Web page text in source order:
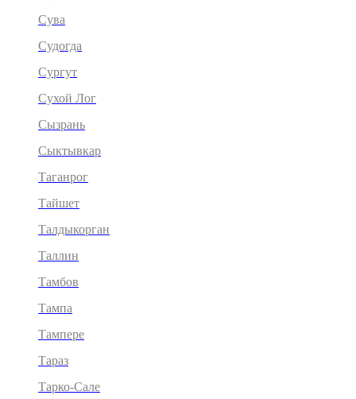
Сува
Судогда
Сургут
Сухой Лог
Сызрань
Сыктывкар
Таганрог
Тайшет
Талдыкорган
Таллин
Тамбов
Тампа
Тампере
Тараз
Тарко-Сале